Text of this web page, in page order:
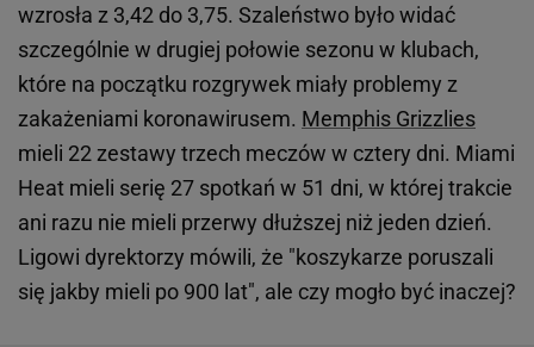
wzrosła z 3,42 do 3,75. Szaleństwo było widać
szczególnie w drugiej połowie sezonu w klubach,
które na początku rozgrywek miały problemy z
zakażeniami koronawirusem. Memphis Grizzlies
mieli 22 zestawy trzech meczów w cztery dni. Miami
Heat mieli serię 27 spotkań w 51 dni, w której trakcie
ani razu nie mieli przerwy dłuższej niż jeden dzień.
Ligowi dyrektorzy mówili, że "koszykarze poruszali
się jakby mieli po 900 lat", ale czy mogło być inaczej?